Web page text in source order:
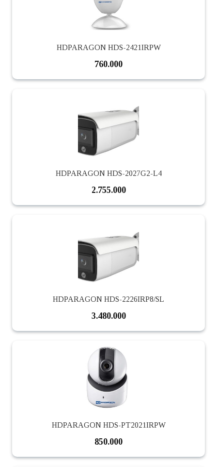
HDPARAGON HDS-2421IRPW
760.000
HDPARAGON HDS-2027G2-L4
2.755.000
HDPARAGON HDS-2226IRP8/SL
3.480.000
HDPARAGON HDS-PT2021IRPW
850.000